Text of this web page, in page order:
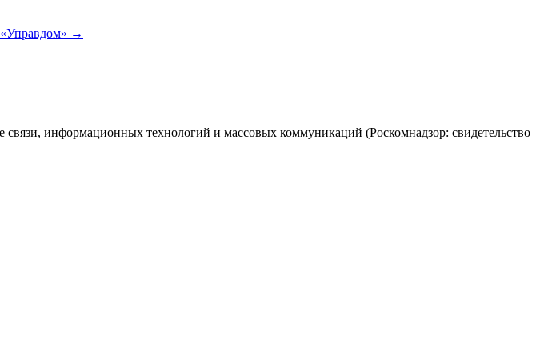
→
информационных технологий и массовых коммуникаций (Роскомнадзор: свидетельство